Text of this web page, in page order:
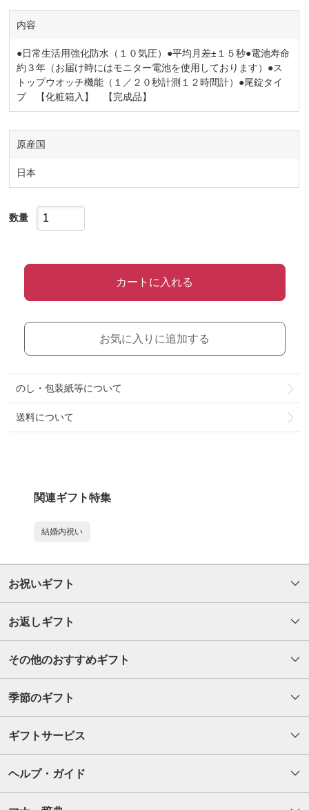
内容
●日常生活用強化防水（１０気圧）●平均月差±１５秒●電池寿命
約３年（お届け時にはモニター電池を使用しております）●ス
トップウオッチ機能（１／２０秒計測１２時間計）●尾錠タイ
プ 【化粧箱入】 【完成品】
原産国
日本
数量
カートに入れる
お気に入りに追加する
のし・包装紙等について
送料について
関連ギフト特集
結婚内祝い
お祝いギフト
お返しギフト
その他のおすすめギフト
季節のギフト
ギフトサービス
ヘルプ・ガイド